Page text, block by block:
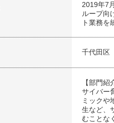
2019年7
ループ向
ト業務を
千代田区
【部門紹
サイバー
ミックや
生など、
むことな